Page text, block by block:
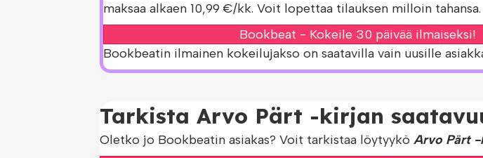
maksaa alkaen 10,99 €/kk. Voit lopettaa tilauksen milloin tahansa.
Bookbeat - Kokeile 30 päivää ilmaiseksi!
Bookbeatin ilmainen kokeilujakso on saatavilla vain uusille
Tarkista Arvo Pärt -kirjan
Oletko jo Bookbeatin asiakas? Voit tarkistaa löytyykö Arvo Pärt